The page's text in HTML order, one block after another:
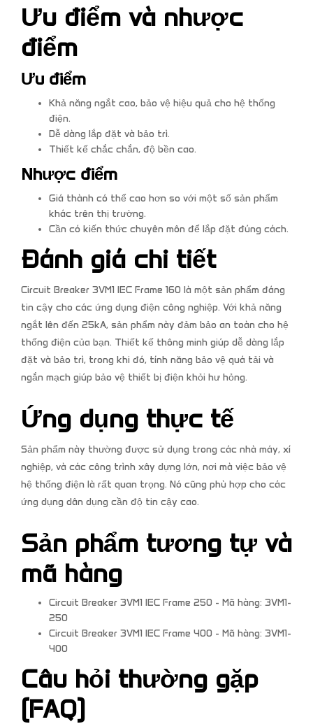
Ưu điểm và nhược
điểm
Ưu điểm
Khả năng ngắt cao, bảo vệ hiệu quả cho hệ thống
điện.
Dễ dàng lắp đặt và bảo trì.
Thiết kế chắc chắn, độ bền cao.
Nhược điểm
Giá thành có thể cao hơn so với một số sản phẩm
khác trên thị trường.
Cần có kiến thức chuyên môn để lắp đặt đúng cách.
Đánh giá chi tiết
Circuit Breaker 3VM1 IEC Frame 160 là một sản phẩm đáng
tin cậy cho các ứng dụng điện công nghiệp. Với khả năng
ngắt lên đến 25kA, sản phẩm này đảm bảo an toàn cho hệ
thống điện của bạn. Thiết kế thông minh giúp dễ dàng lắp
đặt và bảo trì, trong khi đó, tính năng bảo vệ quá tải và
ngắn mạch giúp bảo vệ thiết bị điện khỏi hư hỏng.
Ứng dụng thực tế
Sản phẩm này thường được sử dụng trong các nhà máy, xí
nghiệp, và các công trình xây dựng lớn, nơi mà việc bảo vệ
hệ thống điện là rất quan trọng. Nó cũng phù hợp cho các
ứng dụng dân dụng cần độ tin cậy cao.
Sản phẩm tương tự và
mã hàng
Circuit Breaker 3VM1 IEC Frame 250 - Mã hàng: 3VM1-
250
Circuit Breaker 3VM1 IEC Frame 400 - Mã hàng: 3VM1-
400
Câu hỏi thường gặp
(FAQ)